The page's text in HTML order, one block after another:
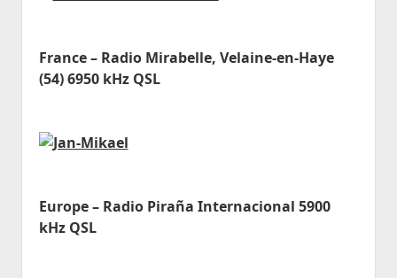
France – Radio Mirabelle, Velaine-en-Haye
(54) 6950 kHz QSL
Europe – Radio Piraña Internacional 5900
kHz QSL